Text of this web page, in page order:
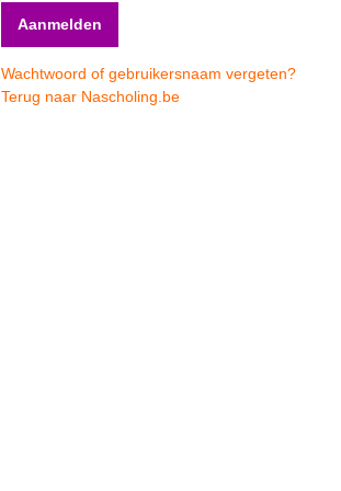
Wachtwoord of gebruikersnaam vergeten?
Terug naar Nascholing.be